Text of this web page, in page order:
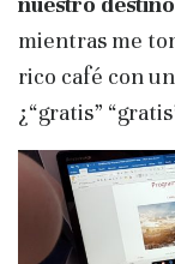
mientras me
rico café con
¿“gratis”